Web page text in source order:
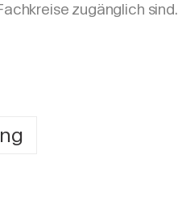
zugänglich sind.